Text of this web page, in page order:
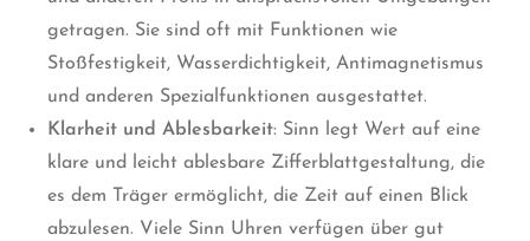
getragen. Sie sind oft mit Funktionen wie
Stoßfestigkeit, Wasserdichtigkeit, Antimagnetismus
und anderen Spezialfunktionen ausgestattet.
Klarheit und Ablesbarkeit: Sinn legt Wert auf eine
klare und leicht ablesbare Zifferblattgestaltung, die
es dem Träger ermöglicht, die Zeit auf einen Blick
abzulesen. Viele Sinn Uhren verfügen über gut